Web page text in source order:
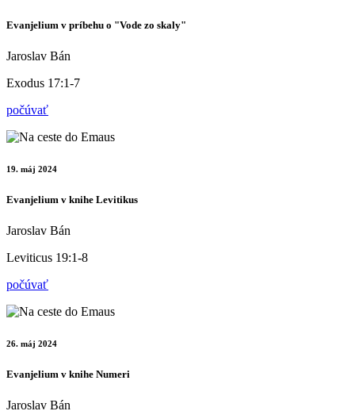
Evanjelium v príbehu o "Vode zo skaly"
Jaroslav Bán
Exodus 17:1-7
počúvať
19. máj 2024
Evanjelium v knihe Levitikus
Jaroslav Bán
Leviticus 19:1-8
počúvať
26. máj 2024
Evanjelium v knihe Numeri
Jaroslav Bán